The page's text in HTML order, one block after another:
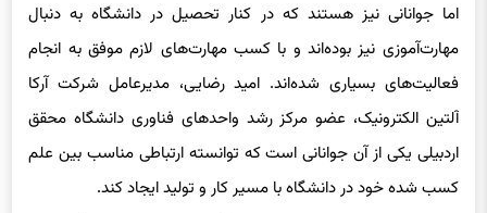
اما جوانانی نیز هستند که در کنار تحصیل در دانشگاه به دنبال
مهارت‌آموزی نیز بوده‌اند و با کسب مهارت‌های لازم موفق به انجام
فعالیت‌های بسیاری شده‌اند. امید رضایی، مدیرعامل شرکت آرکا
آلتین الکترونیک، عضو مرکز رشد واحدهای فناوری دانشگاه محقق
اردبیلی یکی از آن جوانانی است که توانسته ارتباطی مناسب بین علم
کسب شده خود در دانشگاه با مسیر کار و تولید ایجاد کند.